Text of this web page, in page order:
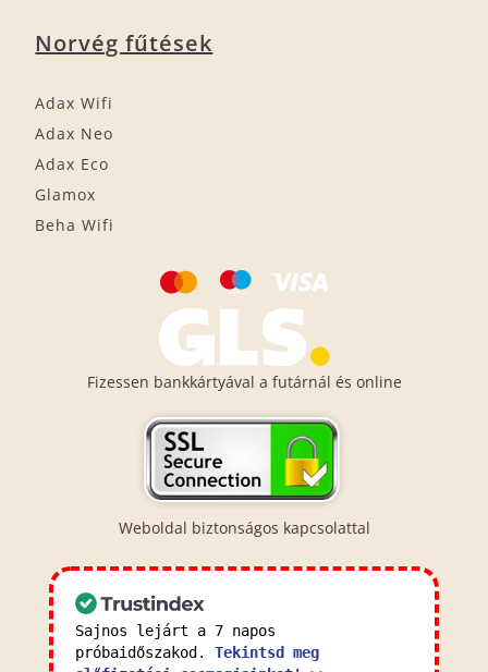
Norvég fűtések
Adax Wifi
Adax Neo
Adax Eco
Glamox
Beha Wifi
Fizessen bankkártyával a futárnál és online
Weboldal biztonságos kapcsolattal
Sajnos lejárt a 7 napos
próbaidőszakod. Tekintsd meg